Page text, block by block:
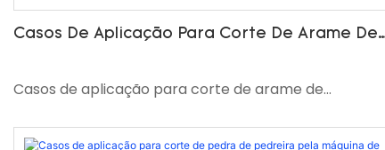
Casos De Aplicação Para Corte De Arame De
Concreto SAWSTONEPRO
Casos de aplicação para corte de arame de
SAWSTONEPRO